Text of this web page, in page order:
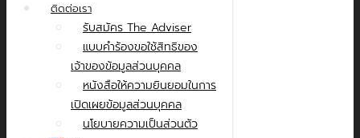
ติดต่อเรา
รับสมัคร The Adviser
แบบคำร้องขอใช้สิทธิของ
เจ้าของข้อมูลส่วนบุคคล
หนังสือให้ความยินยอมในการ
เปิดเผยข้อมูลส่วนบุคคล
นโยบายความเป็นส่วนตัว